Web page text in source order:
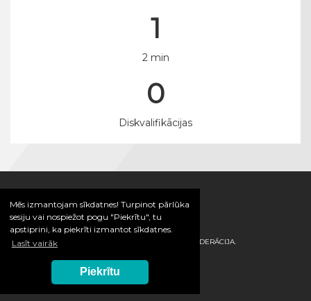
Mēs izmantojam sīkdatnes! Turpinot pārlūka
sesiju vai nospiežot pogu "Piekrītu", tu
apstiprini, ka piekrīti izmantot sīkdatnes.
Lasīt vairāk
Piekrītu
1
2 min
0
Diskvalifikācijas
© 2026 / LATVIJAS HANDBOLA FEDERĀCIJA.